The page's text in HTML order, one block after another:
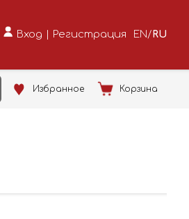
Вход | Регистрация EN /RU
Избранное Корзина